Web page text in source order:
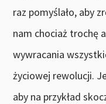
raz pomyślało, aby
nam chociaż trochę
wywracania
życiowej rewolucji.
aby na przykład